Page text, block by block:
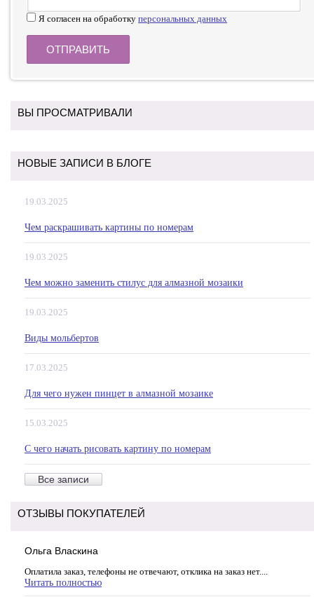
Я согласен на обработку персональных данных
ВЫ ПРОСМАТРИВАЛИ
НОВЫЕ ЗАПИСИ В БЛОГЕ
19.03.2025
Чем раскрашивать картины по номерам
19.03.2025
Чем можно заменить стилус для алмазной мозаики
19.03.2025
Виды мольбертов
17.03.2025
Для чего нужен пинцет в алмазной мозаике
15.03.2025
С чего начать рисовать картину по номерам
Все записи
ОТЗЫВЫ ПОКУПАТЕЛЕЙ
Ольга Власкина
Оплатила заказ, телефоны не отвечают, отклика на заказ нет....
Читать полностью